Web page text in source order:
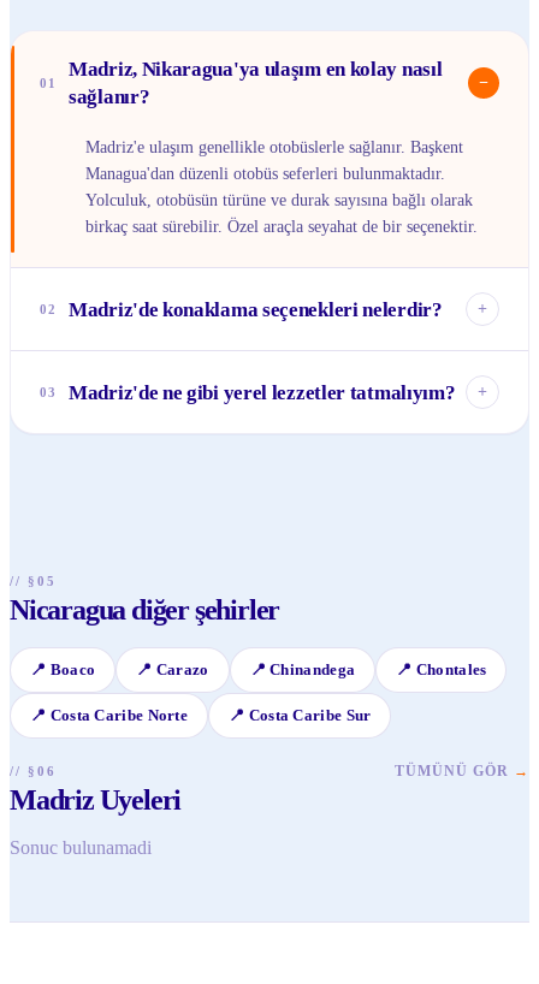
01
Madriz, Nikaragua'ya ulaşım en kolay nasıl
sağlanır?
−
Madriz'e ulaşım genellikle otobüslerle sağlanır. Başkent
Managua'dan düzenli otobüs seferleri bulunmaktadır.
Yolculuk, otobüsün türüne ve durak sayısına bağlı olarak
birkaç saat sürebilir. Özel araçla seyahat de bir seçenektir.
02 Madriz'de konaklama seçenekleri nelerdir? +
Konaklama genellikle küçük pansiyonlar (hospedajes) veya
03 Madriz'de ne gibi yerel lezzetler tatmalıyım? +
// §05
Nicaragua diğer şehirler
📍 Boaco 📍 Carazo 📍Chinandega 📍 Chontales
📍 Costa Caribe Norte 📍 Costa Caribe Sur
// §06
Madriz Uyeleri
TÜMÜNÜ GÖR →
Sonuc bulunamadi